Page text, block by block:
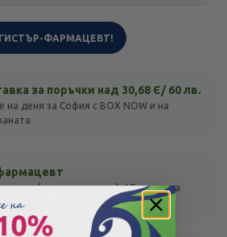
ФАРМАЦЕВТ!
за поръчки над 30,68 Є/ 60 лв.
на деня за София с BOX NOW и на
фармацевт онлайн! Безплатна
до 1 час!